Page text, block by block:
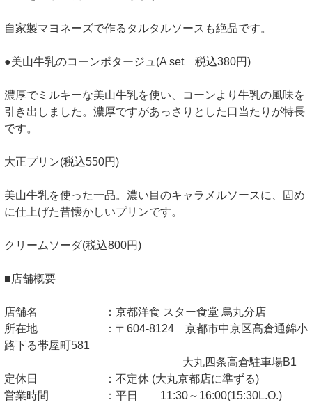
自家製マヨネーズで作るタルタルソースも絶品です。
●美山牛乳のコーンポタージュ(A set 税込380円)
濃厚でミルキーな美山牛乳を使い、コーンより牛乳の風味を
引き出しました。濃厚ですがあっさりとした口当たりが特長
です。
大正プリン(税込550円)
美山牛乳を使った一品。濃い目のキャラメルソースに、固め
に仕上げた昔懐かしいプリンです。
クリームソーダ(税込800円)
■店舗概要
店舗名 ：京都洋食 スター食堂 烏丸分店
所在地 ：〒604-8124 京都市中京区高倉通錦小
路下る帯屋町581
大丸四条高倉駐車場B1
定休日 ：不定休 (大丸京都店に準ずる)
営業時間 ：平日 11:30～16:00(15:30L.O.)